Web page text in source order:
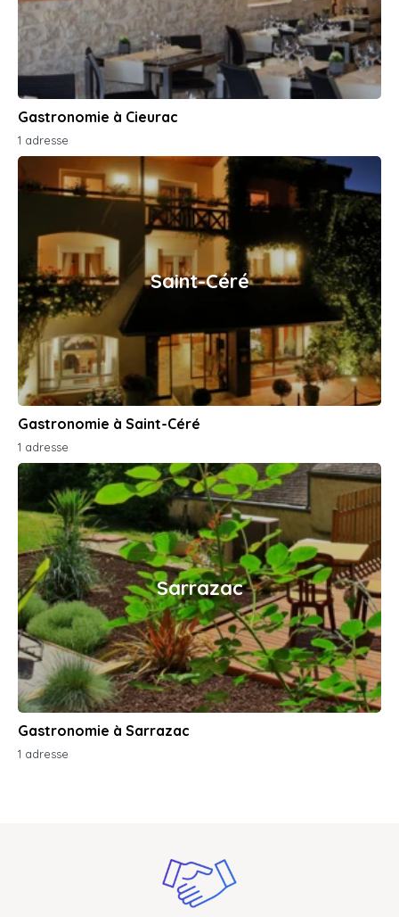
Gastronomie à Cieurac
1 adresse
Saint-Céré
Gastronomie à Saint-Céré
1 adresse
Sarrazac
Gastronomie à Sarrazac
1 adresse